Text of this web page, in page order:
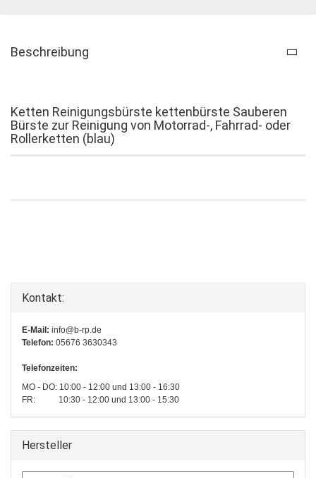
Beschreibung
Ketten Reinigungsbürste kettenbürste Sauberen
Bürste zur Reinigung von Motorrad-, Fahrrad- oder
Rollerketten (blau)
Kontakt:
E-Mail: info@b-rp.de
Telefon: 05676 3630343
Telefonzeiten:
MO - DO: 10:00 - 12:00 und 13:00 - 16:30
FR: 10:30 - 12:00 und 13:00 - 15:30
Hersteller